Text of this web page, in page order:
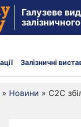
Галузеве
Залізничні
» Новини » C2C